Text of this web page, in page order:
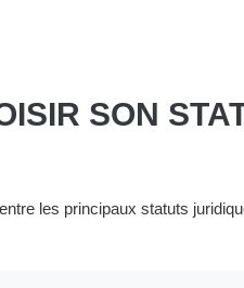
SON
les principaux statuts